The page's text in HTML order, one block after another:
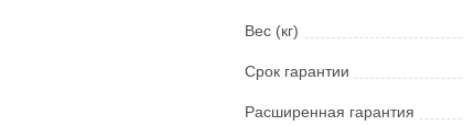
Вес (кг)
Срок гарантии
Расширенная гарантия